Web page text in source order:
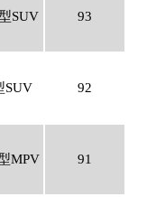
SUV 93
SUV 92
MPV 91